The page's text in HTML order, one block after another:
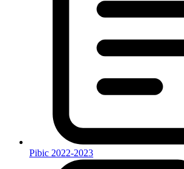
Pibic 2022-2023